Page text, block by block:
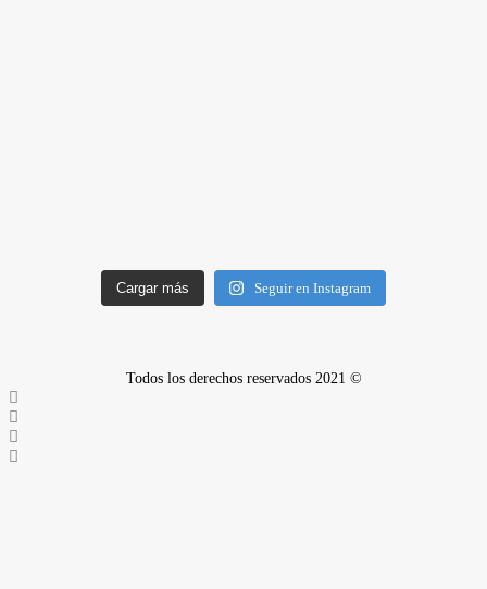
Cargar más Seguir en Instagram
Todos los derechos reservados 2021 ©